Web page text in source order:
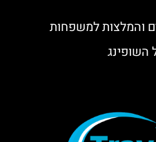
והמלצות למשפחות
השופינג